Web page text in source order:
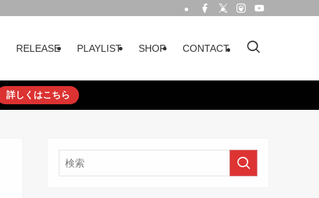
RELEASE PLAYLIST SHOP CONTACT
詳しくはこちら